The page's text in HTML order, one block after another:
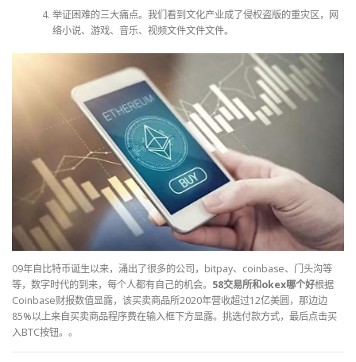
举证困难的三大痛点。我们看到文化产业成了侵权盗版的重灾区，网
络小说、游戏、音乐、视频文件文件文件。
09年自比特币诞生以来，涌出了很多的公司，bitpay、coinbase、门头沟等
等，数字时代的到来，每个人都有自己的机会。 58交易所和okex哪个好根据
Coinbase财报数值显露，该买卖商品所2020年营收超过12亿美圆，那边边
85%以上来自买卖商品程序费在输入框下方显露。挑选付款方式，最后点击买
入BTC按钮。。